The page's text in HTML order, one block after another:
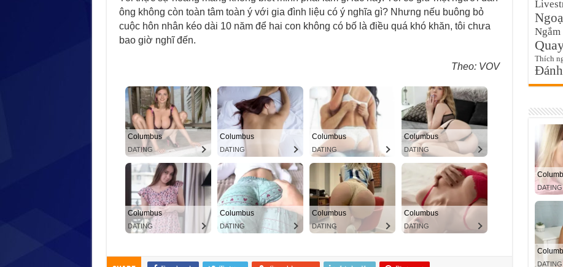
ông không còn toàn tâm toàn ý với gia đình liệu có ý nghĩa gì? Nhưng nếu buông bỏ
cuộc hôn nhân kéo dài 10 năm để hai con không có bố là điều quá khó khăn, tôi chưa
bao giờ nghĩ đến.
Theo: VOV
Thích